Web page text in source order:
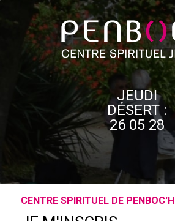
JEUDI
DÉSERT :
26 05 28
CENTRE SPIRITUEL DE PENBOC'H